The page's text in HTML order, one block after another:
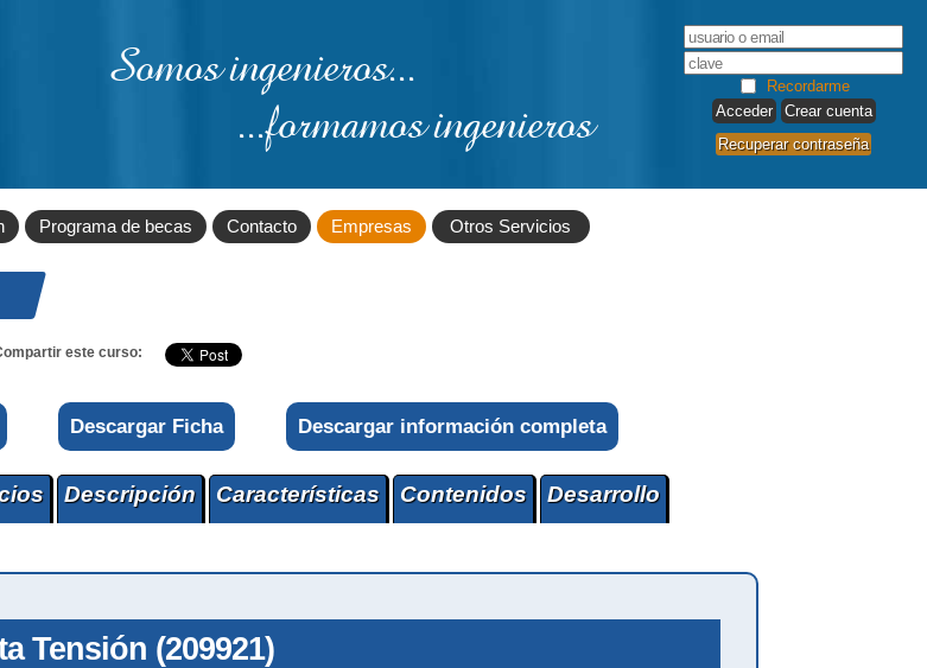
Somos ingenieros...
...formamos ingenieros
Recordarme
Crear cuenta
Recuperar contraseña
Programa de becas Contacto Empresas Otros Servicios
este curso:
Descargar Ficha Descargar información completa
Descripción Características Contenidos
Desarrollo
Tensión (209921)